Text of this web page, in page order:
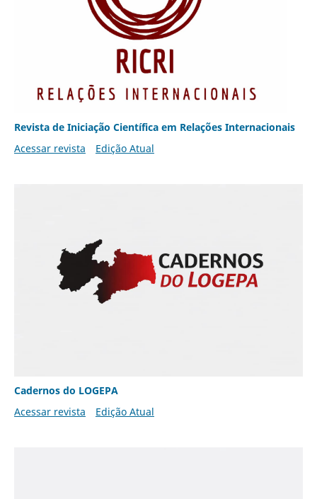
Revista de Iniciação Científica em Relações Internacionais
Acessar revista
Edição Atual
Cadernos do LOGEPA
Acessar revista
Edição Atual